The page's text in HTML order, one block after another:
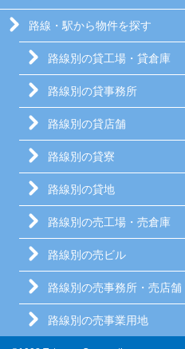
路線・駅から物件を探す
路線別の貸工場・貸倉庫
路線別の貸事務所
路線別の貸店舗
路線別の貸寮
路線別の貸地
路線別の売工場・売倉庫
路線別の売ビル
路線別の売事務所・売店舗
路線別の売事業用地